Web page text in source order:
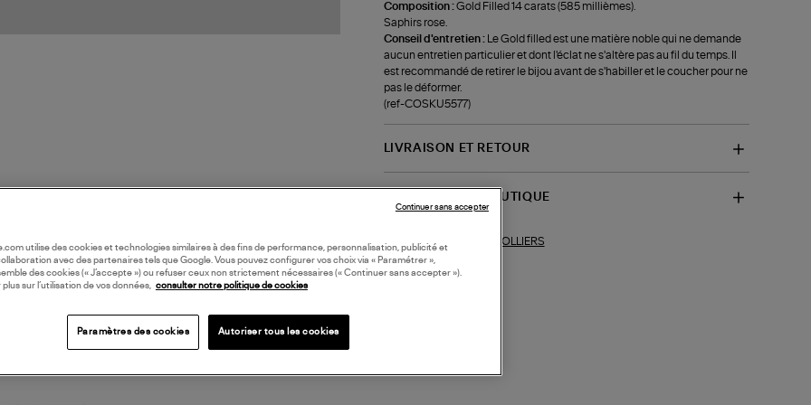
Composition :Gold Filled 14 carats (585 millièmes).
Saphirs rose.
Conseil d'entretien :
Le Gold filled est une matière noble qui ne demande
aucun entretien particulier et dont l'éclat ne s'altère pas au fil du temps. Il
est recommandé de retirer le bijou avant de s'habiller et le coucher pour ne
pas le déformer.
(ref-COSKU5577)
LIVRAISON ET RETOUR
DISPONIBILITÉ BOUTIQUE
Collections similaires : COLLIERS
utilise des cookies et technologies similaires à des fins de performance, personnalisation, publicité et
avec des partenaires tels que Google. Vous pouvez configurer vos choix via « Paramétrer »,
des cookies (« J’accepte ») ou refuser ceux non strictement nécessaires (« Continuer sans accepter »).
plus sur l’utilisation de vos données, consulter notre politique de cookies
Paramètres des cookies Autoriser tous les cookies
Continuer sans accepter